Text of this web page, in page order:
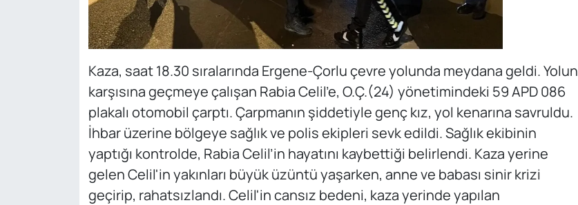
Kaza, saat 18.30 sıralarında Ergene-Çorlu çevre yolunda meydana geldi. Yolun
karşısına geçmeye çalışan Rabia Celil’e, O.Ç.(24) yönetimindeki 59 APD 086
plakalı otomobil çarptı. Çarpmanın şiddetiyle genç kız, yol kenarına savruldu.
İhbar üzerine bölgeye sağlık ve polis ekipleri sevk edildi. Sağlık ekibinin
yaptığı kontrolde, Rabia Celil’in hayatını kaybettiği belirlendi. Kaza yerine
gelen Celil'in yakınları büyük üzüntü yaşarken, anne ve babası sinir krizi
geçirip, rahatsızlandı. Celil'in cansız bedeni, kaza yerinde yapılan